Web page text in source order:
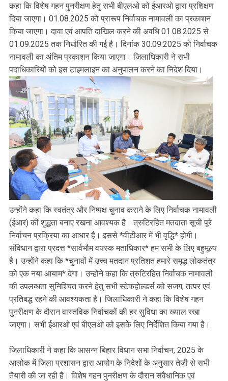
कहा कि विशेष गहन पुनरीक्षण हेतु सभी बीएलओ को ईआरओ द्वारा प्रशिक्षण
दिया जाएगा। 01.08.2025 को प्रारूप निर्वाचक नामावली का प्रकाशन
किया जाएगा। दावा एवं आपति दाखिल करने की अवधि 01.08.2025 से
01.09.2025 तक निर्धारित की गई है। दिनांक 30.09.2025 को निर्वाचक
नामावली का अंतिम प्रकाशन किया जाएगा। जिलाधिकारी ने सभी
पदाधिकारियों को इस टाइमलाइन का अनुपालन करने का निदेश दिया।
उन्होंने कहा कि स्वतंत्र और निष्पक्ष चुनाव कराने के लिए निर्वाचक नामावली
(ईआर) की शुद्धता बनाए रखना आवश्यक है। त्रुटिरहित मतदाता सूची पूरे
निर्वाचन प्रक्रिया का आधार है। इससे *वीटीआर में भी वृद्धि* होगी।
संविधान द्वारा प्रदत्त *सार्वभौम वयस्क मताधिकार* हम सभी के लिए बहुमूल्य
है। उन्होंने कहा कि *चुनावों में उच्च मतदान प्रतिशत हमारे समृद्ध लोकतंत्र
को एक नया आयाम* देगा। उन्होंने कहा कि त्रुटिरहित निर्वाचक नामावली
की उपलब्धता सुनिश्चित करने हेतु सभी स्टेकहोल्डर्स को सजग, तत्पर एवं
प्रतिबद्ध रहने की आवश्यकता है। जिलाधिकारी ने कहा कि विशेष गहन
पुनरीक्षण के दौरान वास्तविक निर्वाचकों की हर सुविधा का ख्याल रखा
जाएगा। सभी ईआरओ एवं बीएलओ को इसके लिए निर्देशित किया गया है।
जिलाधिकारी ने कहा कि आसन्न बिहार विधान सभा निर्वाचन, 2025 के
आलोक में जिला प्रशासन द्वारा आयोग के निदेशों के अनुसार तेजी से सभी
तैयारी की जा रही है। विशेष गहन पुनरीक्षण के दौरान संवैधानिक एवं